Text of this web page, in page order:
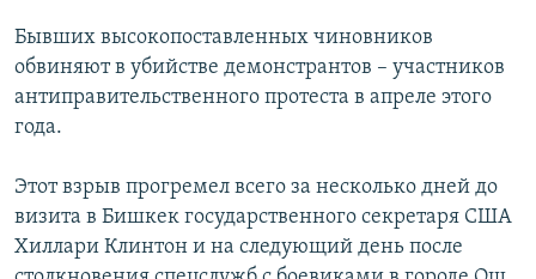
Бывших высокопоставленных чиновников
обвиняют в убийстве демонстрантов – участников
антиправительственного протеста в апреле этого
года.
Этот взрыв прогремел всего за несколько дней до
визита в Бишкек государственного секретаря США
Хиллари Клинтон и на следующий день после